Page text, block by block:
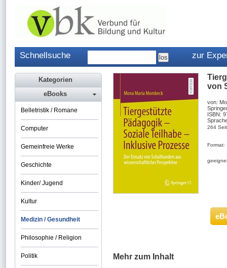
Schnellsuche zur
von
von:
ISBN:
264
Format:
Mehr zum Inhalt
Kategorien
eBooks
Belletristik / Romane
Computer
Gemeinfreie Werke
Geschichte
Kinder/ Jugend
Kultur
Medizin / Gesundheit
Philosophie / Religion
Politik